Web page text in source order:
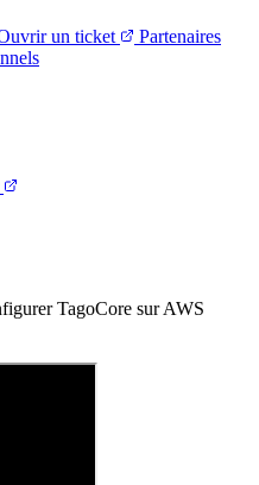
un ticket
Partenaires
TagoCore sur AWS